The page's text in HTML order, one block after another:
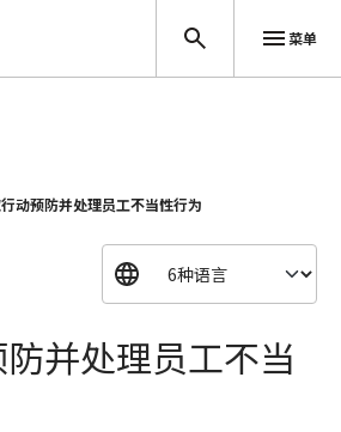
菜单
动预防并处理员工不当性行为
并处理员工不当